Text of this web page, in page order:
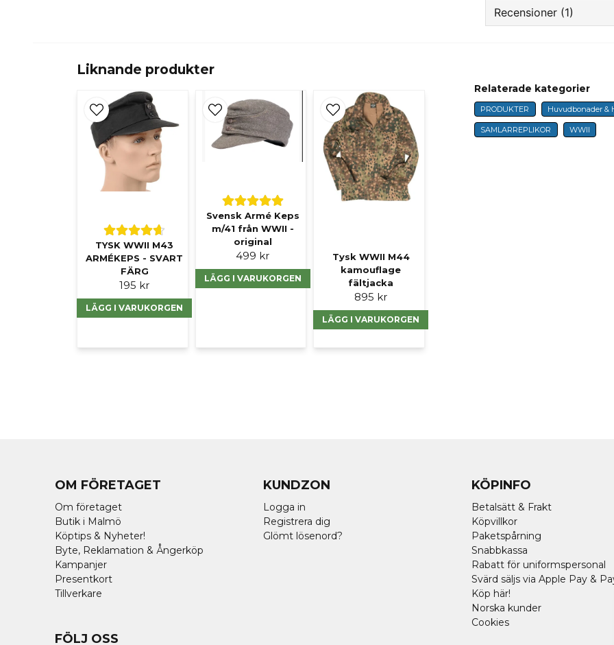
Marcus Renberg
Ska de inte vara i ylle?
Mvh, Martin
question
name
Namn
Recensioner (1)
Liknande produkter
TYSK WWII M43
ARMÉKEPS - SVART
FÄRG
195 kr
LÄGG I VARUKORGEN
Svensk Armé Keps
m/41 från WWII -
original
499 kr
LÄGG I VARUKORGEN
Tysk WWII M44
kamouflage
fältjacka
895 kr
LÄGG I VARUKORGEN
Relaterade kategorier
PRODUKTER Huvudbonader &
SAMLARREPLIKOR WWII
OM FÖRETAGET
Om företaget
Butik i Malmö
Köptips & Nyheter!
Byte, Reklamation & Ångerköp
Kampanjer
Presentkort
Tillverkare
KUNDZON
Logga in
Registrera dig
Glömt lösenord?
KÖPINFO
Betalsätt & Frakt
Köpvillkor
Paketspårning
Snabbkassa
Rabatt för uniformspersonal
Svärd säljs via Apple Pay &
Köp här!
Norska kunder
Cookies
FÖLJ OSS